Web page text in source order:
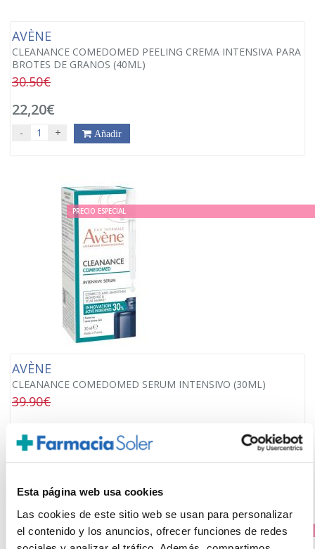
Esta página web usa cookies
Las cookies de este sitio web se usan para personalizar
el contenido y los anuncios, ofrecer funciones de redes
AVÈNE
CLEANANCE COMEDOMED PEELING CREMA INTENSIVA PARA
BROTES DE GRANOS (40ML)
30.50€
22,20€
- + Añadir
PRECIO ESPECIAL
AVÈNE
CLEANANCE COMEDOMED SERUM INTENSIVO (30ML)
39.90€
- + Añadir
PRECIO ESPECIAL